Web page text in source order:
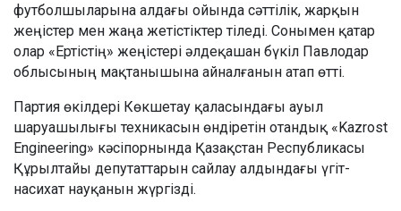
футболшыларына алдағы ойында сәттілік, жарқын
жеңістер мен жаңа жетістіктер тіледі. Сонымен қатар
олар «Ертістің» жеңістері әлдеқашан бүкіл Павлодар
облысының мақтанышына айналғанын атап өтті.
Партия өкілдері Көкшетау қаласындағы ауыл
шаруашылығы техникасын өндіретін отандық «Kazrost
Engineering» кәсіпорнында Қазақстан Республикасы
Құрылтайы депутаттарын сайлау алдындағы үгіт-
насихат науқанын жүргізді.